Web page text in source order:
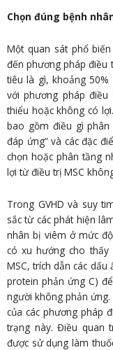
Chọn đúng bệnh
Một quan sát phổ
đến phương pháp điều
tiêu là gì, khoảng
với phương pháp
thiểu hoặc không có
bao gồm điều gì phân
đáp ứng” và các đặc
chọn hoặc phân tầng
lợi từ điều trị MSC
Trong GVHD và suy
sắc từ các phát hiện
nhân bị viêm ở mức
có xu hướng cho thấy
MSC, trích dẫn các
protein phản ứng C)
người không phản
của các phương pháp
trạng này. Điều quan
được sử dụng làm